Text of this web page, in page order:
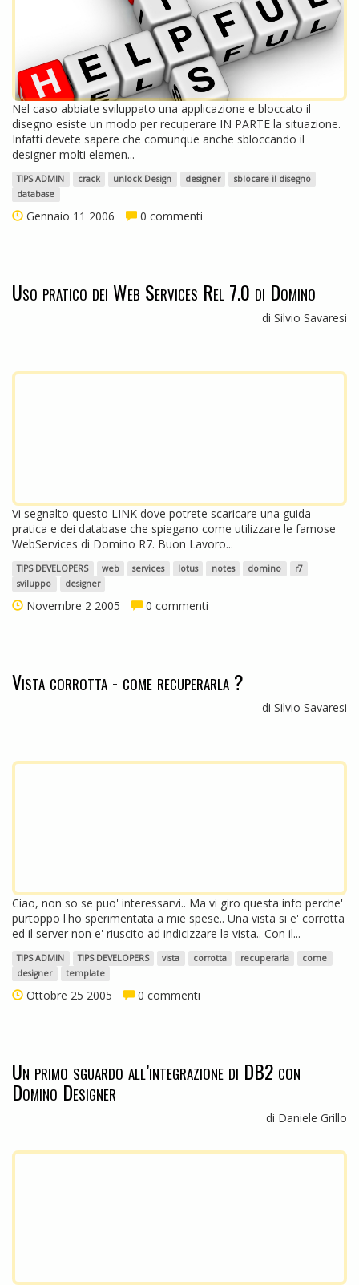
Nel caso abbiate sviluppato una applicazione e bloccato il
disegno esiste un modo per recuperare IN PARTE la situazione.
Infatti devete sapere che comunque anche sbloccando il
designer molti elemen...
TIPS ADMIN crack unlock Design designer
sblocare il disegno
database
Gennaio 11 2006 0 commenti
Uso pratico dei Web Services Rel 7.0 di Domino
di Silvio Savaresi
Vi segnalto questo LINK dove potrete scaricare una guida
pratica e dei database che spiegano come utilizzare le famose
WebServices di Domino R7. Buon Lavoro...
TIPS DEVELOPERS web services lotus notes domino
r7
sviluppo
designer
Novembre 2 2005 0 commenti
Vista corrotta - come recuperarla ?
di Silvio Savaresi
Ciao, non so se puo' interessarvi.. Ma vi giro questa info perche'
purtoppo l'ho sperimentata a mie spese.. Una vista si e' corrotta
ed il server non e' riuscito ad indicizzare la vista.. Con il...
TIPS ADMIN TIPS DEVELOPERS vista corrotta recuperarla
come
designer
template
Ottobre 25 2005 0 commenti
Un primo sguardo all’integrazione di DB2 con
Domino Designer
di Daniele Grillo